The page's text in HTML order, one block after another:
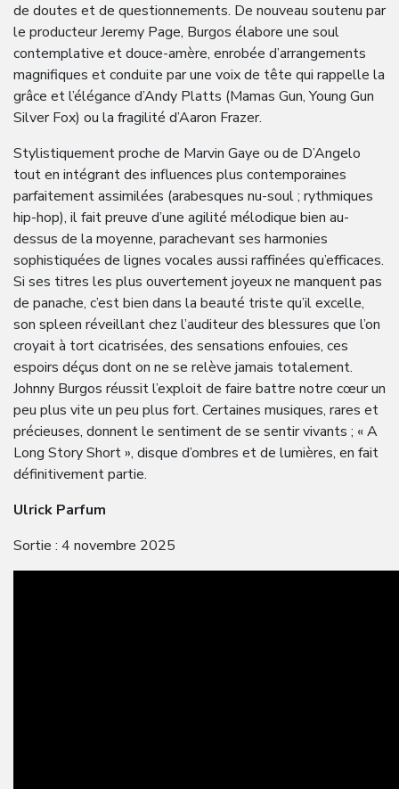
de doutes et de questionnements. De nouveau soutenu par
le producteur Jeremy Page, Burgos élabore une soul
contemplative et douce-amère, enrobée d’arrangements
magnifiques et conduite par une voix de tête qui rappelle la
grâce et l’élégance d’Andy Platts (Mamas Gun, Young Gun
Silver Fox) ou la fragilité d’Aaron Frazer.
Stylistiquement proche de Marvin Gaye ou de D’Angelo
tout en intégrant des influences plus contemporaines
parfaitement assimilées (arabesques nu-soul ; rythmiques
hip-hop), il fait preuve d’une agilité mélodique bien au-
dessus de la moyenne, parachevant ses harmonies
sophistiquées de lignes vocales aussi raffinées qu’efficaces.
Si ses titres les plus ouvertement joyeux ne manquent pas
de panache, c’est bien dans la beauté triste qu’il excelle,
son spleen réveillant chez l’auditeur des blessures que l’on
croyait à tort cicatrisées, des sensations enfouies, ces
espoirs déçus dont on ne se relève jamais totalement.
Johnny Burgos réussit l’exploit de faire battre notre cœur un
peu plus vite un peu plus fort. Certaines musiques, rares et
précieuses, donnent le sentiment de se sentir vivants ; « A
Long Story Short », disque d’ombres et de lumières, en fait
définitivement partie.
Ulrick Parfum
Sortie : 4 novembre 2025